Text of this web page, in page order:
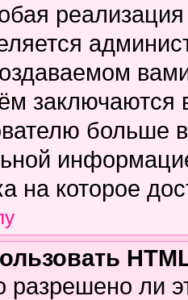
больше
на которое
разрешено ли